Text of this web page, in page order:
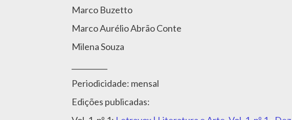
Marco Buzetto
Marco Aurélio Abrão Conte
Milena Souza
Periodicidade: mensal
Edições publicadas: